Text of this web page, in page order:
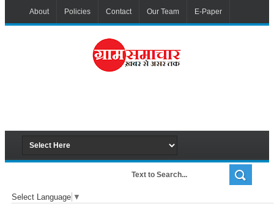
About Policies Contact Our Team E-Paper
Select Language ▼